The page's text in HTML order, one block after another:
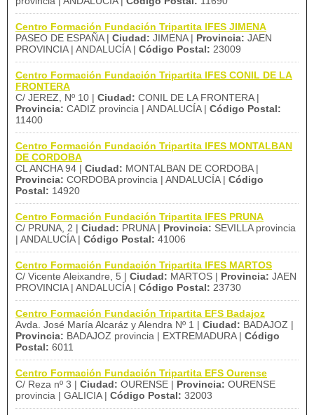
Centro Formación Fundación Tripartita IFES JIMENA
PASEO DE ESPAÑA | Ciudad: JIMENA | Provincia: JAEN
PROVINCIA | ANDALUCÍA | Código Postal: 23009
Centro Formación Fundación Tripartita IFES CONIL DE LA
FRONTERA
C/ JEREZ, Nº 10 | Ciudad: CONIL DE LA FRONTERA |
Provincia: CADIZ provincia | ANDALUCÍA | Código Postal:
11400
Centro Formación Fundación Tripartita IFES MONTALBAN
DE CORDOBA
CL ANCHA 94 | Ciudad: MONTALBAN DE CORDOBA |
Provincia: CORDOBA provincia | ANDALUCÍA | Código
Postal: 14920
Centro Formación Fundación Tripartita IFES PRUNA
C/ PRUNA, 2 | Ciudad: PRUNA | Provincia: SEVILLA provincia
| ANDALUCÍA | Código Postal: 41006
Centro Formación Fundación Tripartita IFES MARTOS
C/ Vicente Aleixandre, 5 | Ciudad: MARTOS | Provincia: JAEN
PROVINCIA | ANDALUCÍA | Código Postal: 23730
Centro Formación Fundación Tripartita EFS Badajoz
Avda. José María Alcaráz y Alendra Nº 1 | Ciudad: BADAJOZ |
Provincia: BADAJOZ provincia | EXTREMADURA | Código
Postal: 6011
Centro Formación Fundación Tripartita EFS Ourense
C/ Reza nº 3 | Ciudad: OURENSE | Provincia: OURENSE
provincia | GALICIA | Código Postal: 32003